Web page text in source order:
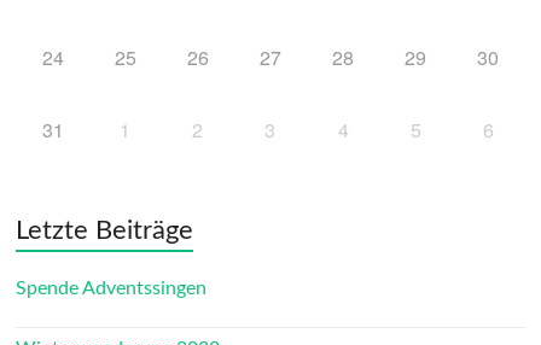
24 25 26 27 28 29 30
31 1 2 3 4 5 6
Letzte Beiträge
Spende Adventssingen